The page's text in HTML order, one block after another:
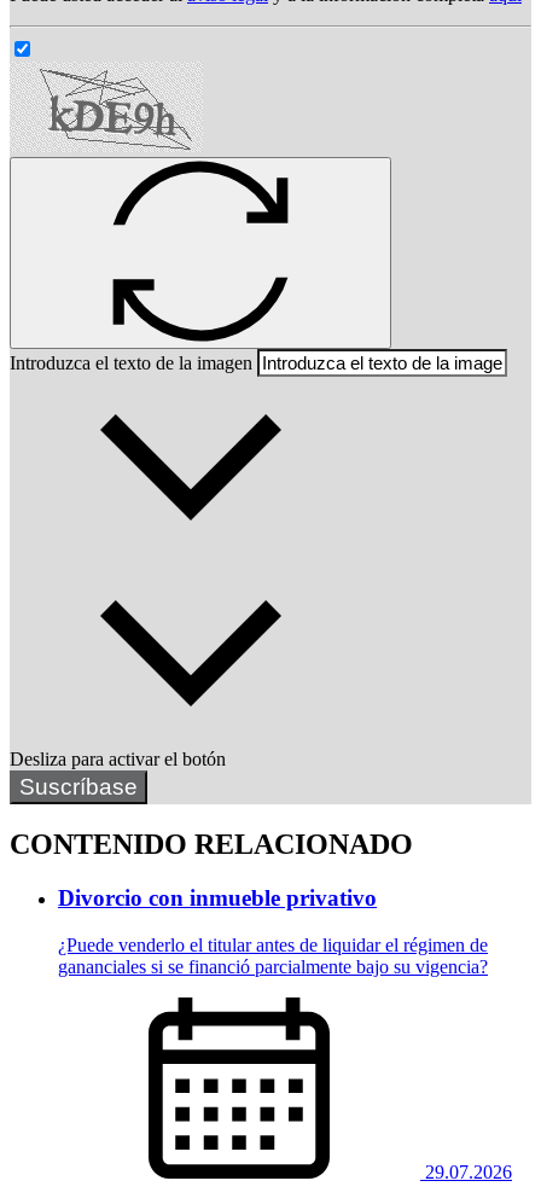
Introduzca el texto de la imagen
Desliza para activar el botón
Suscríbase
CONTENIDO RELACIONADO
Divorcio con inmueble privativo
¿Puede venderlo el titular antes de liquidar el régimen de
gananciales si se financió parcialmente bajo su vigencia?
29.07.2026